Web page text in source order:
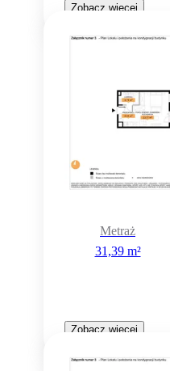
Zobacz więcej
Metraż
31,39 m²
Zobacz więcej